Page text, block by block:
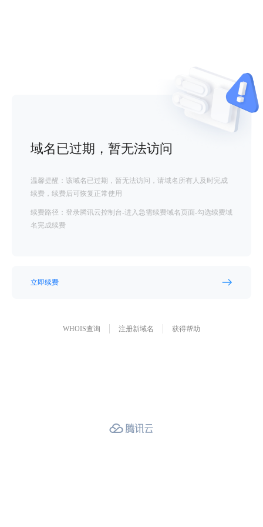
域名已过期，暂无法访问
温馨提醒：该域名已过期，暂无法访问，请域名所有人及时完成
续费，续费后可恢复正常使用
续费路径：登录腾讯云控制台-进入急需续费域名页面-勾选续费域
名完成续费
立即续费
WHOIS查询 注册新域名 获得帮助